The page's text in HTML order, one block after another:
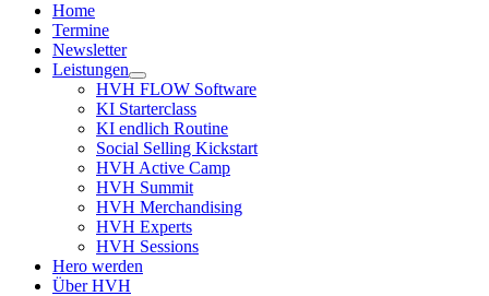
Home
Termine
Newsletter
Leistungen
HVH FLOW Software
KI Starterclass
KI endlich Routine
Social Selling Kickstart
HVH Active Camp
HVH Summit
HVH Merchandising
HVH Experts
HVH Sessions
Hero werden
Über HVH